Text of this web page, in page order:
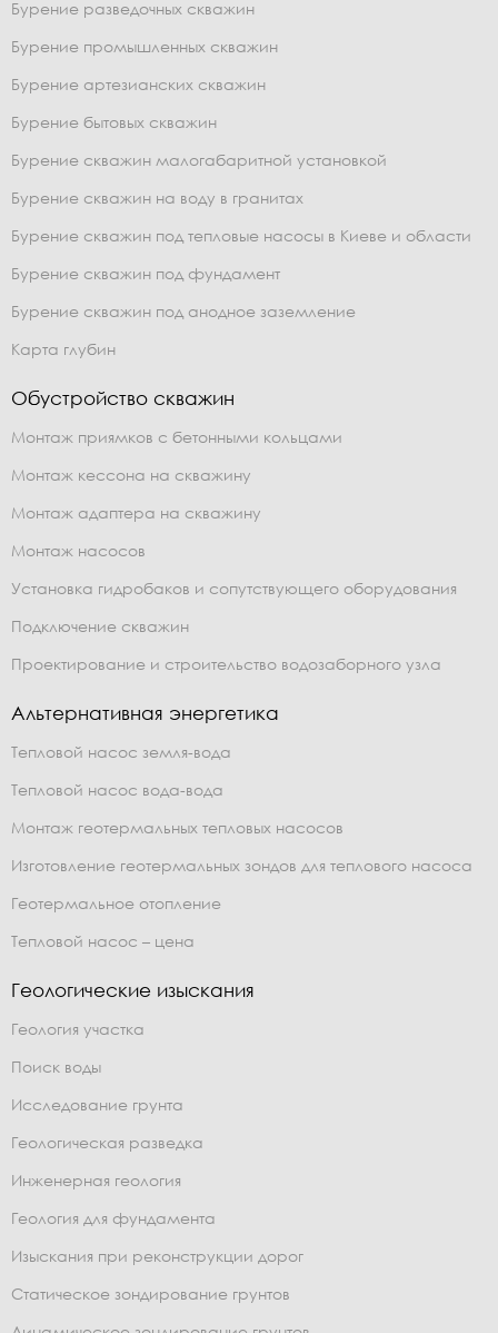
Бурение разведочных скважин
Бурение промышленных скважин
Бурение артезианских скважин
Бурение бытовых скважин
Бурение скважин малогабаритной установкой
Бурение скважин на воду в гранитах
Бурение скважин под тепловые насосы в Киеве и области
Бурение скважин под фундамент
Бурение скважин под анодное заземление
Карта глубин
Обустройство скважин
Монтаж приямков с бетонными кольцами
Монтаж кессона на скважину
Монтаж адаптера на скважину
Монтаж насосов
Установка гидробаков и сопутствующего оборудования
Подключение скважин
Проектирование и строительство водозаборного узла
Альтернативная энергетика
Тепловой насос земля-вода
Тепловой насос вода-вода
Монтаж геотермальных тепловых насосов
Изготовление геотермальных зондов для теплового насоса
Геотермальное отопление
Тепловой насос – цена
Геологические изыскания
Геология участка
Поиск воды
Исследование грунта
Геологическая разведка
Инженерная геология
Геология для фундамента
Изыскания при реконструкции дорог
Статическое зондирование грунтов